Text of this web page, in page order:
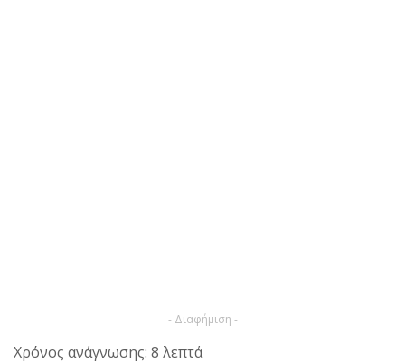
- Διαφήμιση -
Χρόνος ανάγνωσης: 8 λεπτά